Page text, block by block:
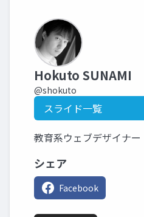
Hokuto SUNAMI
@shokuto
スライド一覧
教育系ウェブデザイナー
シェア
Facebook